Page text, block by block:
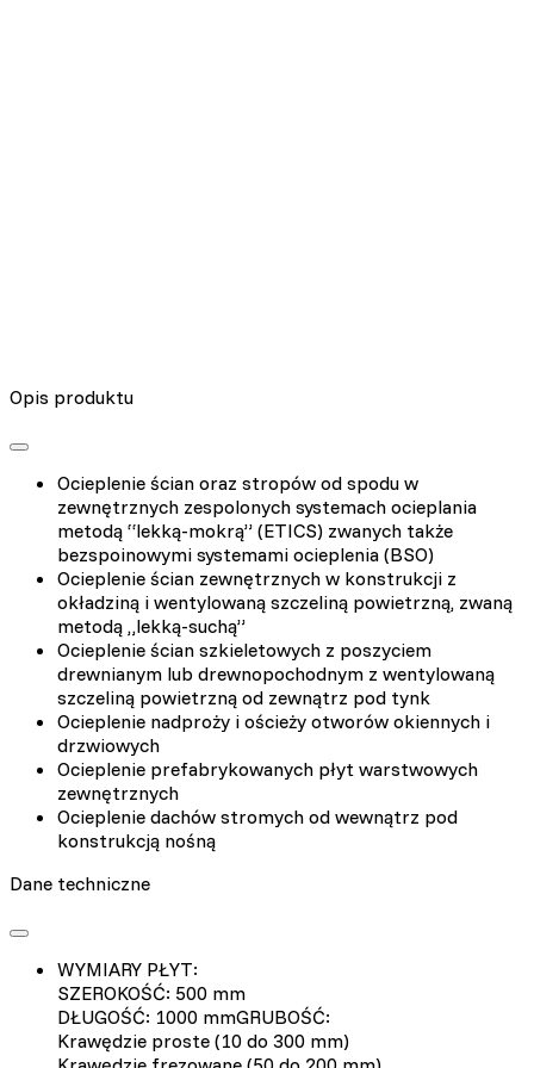
Opis produktu
Ocieplenie ścian oraz stropów od spodu w
zewnętrznych zespolonych systemach ocieplania
metodą “lekką-mokrą” (ETICS) zwanych także
bezspoinowymi systemami ocieplenia (BSO)
Ocieplenie ścian zewnętrznych w konstrukcji z
okładziną i wentylowaną szczeliną powietrzną, zwaną
metodą „lekką-suchą”
Ocieplenie ścian szkieletowych z poszyciem
drewnianym lub drewnopochodnym z wentylowaną
szczeliną powietrzną od zewnątrz pod tynk
Ocieplenie nadproży i ościeży otworów okiennych i
drzwiowych
Ocieplenie prefabrykowanych płyt warstwowych
zewnętrznych
Ocieplenie dachów stromych od wewnątrz pod
konstrukcją nośną
Dane techniczne
WYMIARY PŁYT:
SZEROKOŚĆ: 500 mm
DŁUGOŚĆ: 1000 mmGRUBOŚĆ:
Krawędzie proste (10 do 300 mm)